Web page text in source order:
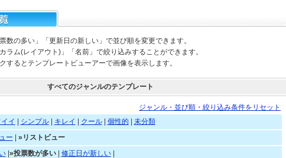
数の多い」「更新日の新しい」で並び順を変更できます。
ラム(レイアウト)」「名前」で絞り込みすることができます。
するとテンプレートビューアーで画像を表示します。
すべてのジャンルのテンプレート
ジャンル・並び順・絞り込み条件をリセット
イ シンプル| キレイ クール| 個性的
未分類
ー
»リストビュー
| »投票数が多い| 修正日が新しい|